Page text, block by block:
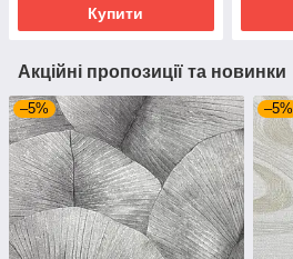
Купити
Акційні пропозиції та новинки
–5% –5%